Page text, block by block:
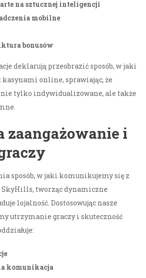
na sztucznej inteligencji
mobilne
bonusów
deklarują przeobrazić sposób, w jaki
online, sprawiając, że
nie tylko indywidualizowane, ale także
zaangażowanie i
sposób, w jaki komunikujemy się z
tworząc dynamiczne
lojalność. Dostosowując nasze
utrzymanie graczy i skuteczność
komunikacja